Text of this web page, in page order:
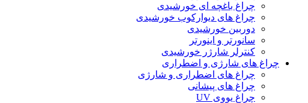
چراغ باغچه ای خورشیدی
چراغ های دیوارکوب خورشیدی
دوربین خورشیدی
سانورتر و اینورتر
کنترلر شارژر خورشیدی
چراغ های شارژی و اضطراری
چراغ های اضطراری و شارژی
چراغ های پیشانی
چراغ یووی UV